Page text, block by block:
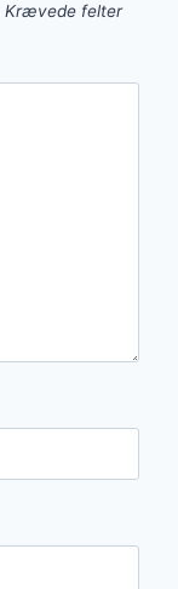
Krævede felter